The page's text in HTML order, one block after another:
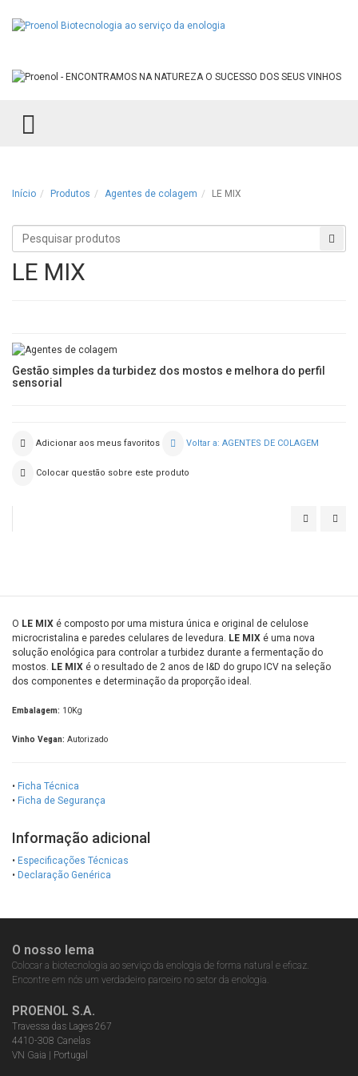
TOGGLE MENU
Início Produtos Agentes de colagem LE MIX
Procurar
produtos
LE MIX
Gestão simples da turbidez dos mostos e melhora do perfil
sensorial
Adicionar aos meus favoritos Voltar a: AGENTES DE COLAGEM
Colocar questão sobre este produto
O LE MIX é composto por uma mistura única e original de celulose
microcristalina e paredes celulares de levedura. LE MIX é uma nova
solução enológica para controlar a turbidez durante a fermentação do
mostos. LE MIX é o resultado de 2 anos de I&D do grupo ICV na seleção
dos componentes e determinação da proporção ideal.
Embalagem: 10Kg
Vinho Vegan: Autorizado
• Ficha Técnica
• Ficha de Segurança
Informação adicional
• Especificações Técnicas
• Declaração Genérica
O nosso lema
Colocar a biotecnologia ao serviço da enologia de forma natural e eficaz.
Encontre em nós um verdadeiro parceiro no setor da enologia.
PROENOL S.A.
Travessa das Lages 267
4410-308 Canelas
VN Gaia | Portugal